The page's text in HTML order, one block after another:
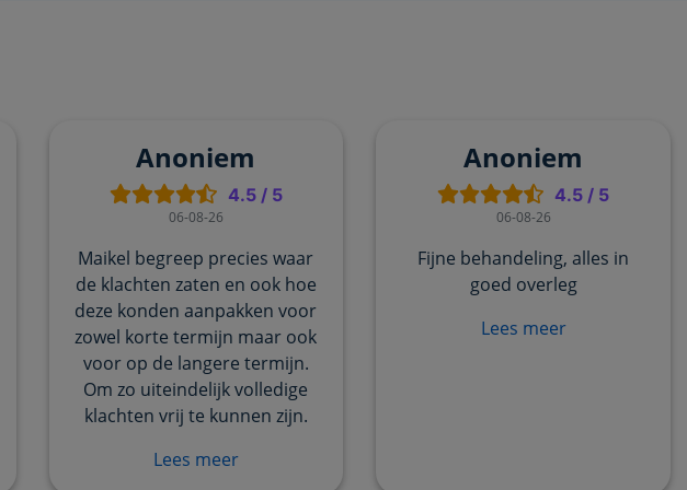
Anoniem
4.5/ 5
06-08-26
Maikel begreep precies waar
de klachten zaten en ook hoe
deze konden aanpakken voor
zowel korte termijn maar ook
voor op de langere termijn.
Om zo uiteindelijk volledige
klachten vrij te kunnen zijn.
Lees meer
Anoniem
4.5 / 5
06-08-26
Fijne behandeling, alles in
goed overleg
Lees meer